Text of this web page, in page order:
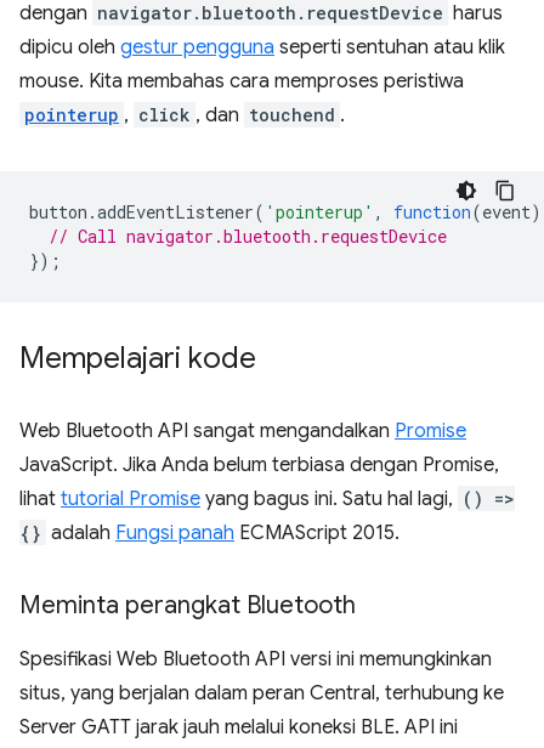
dengan navigator.bluetooth.requestDevice harus
dipicu oleh gestur pengguna seperti sentuhan atau klik
mouse. Kita membahas cara memproses peristiwa
pointerup , click , dan touchend .
button .addEventListener( 'pointerup' , function(event)
// Call navigator.bluetooth.requestDevice
});
Mempelajari kode
Web Bluetooth API sangat mengandalkan Promise
JavaScript. Jika Anda belum terbiasa dengan Promise,
lihat tutorial Promise yang bagus ini. Satu hal lagi, () =>
{} adalah Fungsi panah ECMAScript 2015.
Meminta perangkat Bluetooth
Spesifikasi Web Bluetooth API versi ini memungkinkan
situs, yang berjalan dalam peran Central, terhubung ke
Server GATT jarak jauh melalui koneksi BLE. API ini